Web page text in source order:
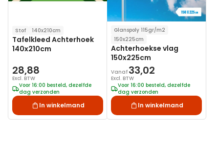
Stof 140x210cm
Tafelkleed Achterhoek
140x210cm
28,88
Excl. BTW
Voor 16:00 besteld, dezelfde
dag verzonden
In winkelmand
Glanspoly 115gr/m2
150x225cm
Achterhoekse vlag
150x225cm
Vanaf 33,02
Excl. BTW
Voor 16:00 besteld, dezelfde
dag verzonden
In winkelmand